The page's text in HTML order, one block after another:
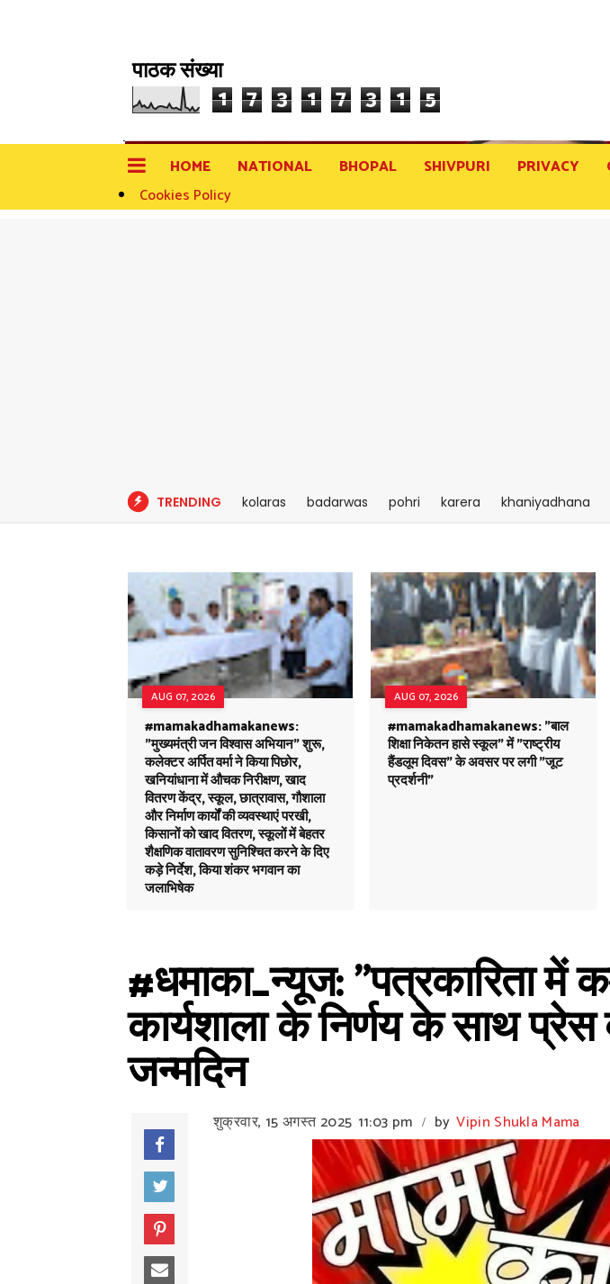
पाठक संख्या
1 7 3 1 7 3 1 5
HOME NATIONAL BHOPAL SHIVPURI PRIVACY
Cookies Policy
TRENDING kolaras badarwas pohri karera khaniyadhana
AUG 07, 2026
#mamakadhamakanews:
"मुख्यमंत्री जन विश्वास अभियान" शुरू,
कलेक्टर अर्पित वर्मा ने किया पिछोर,
खनियांधाना में औचक निरीक्षण, खाद
वितरण केंद्र, स्कूल, छात्रावास, गौशाला
और निर्माण कार्यों की व्यवस्थाएं परखी,
किसानों को खाद वितरण, स्कूलों में बेहतर
शैक्षणिक वातावरण सुनिश्चित करने के दिए
कड़े निर्देश, किया शंकर भगवान का
जलाभिषेक
AUG 07, 2026
#mamakadhamakanews: "बाल
शिक्षा निकेतन हासे स्कूल" में "राष्ट्रीय
हैंडलूम दिवस" के अवसर पर लगी "जूट
प्रदर्शनी"
#धमाका_न्यूज: "पत्रकारिता में
कार्यशाला के निर्णय के साथ
जन्मदिन
शुक्रवार, 15 अगस्त 2025 11:03 pm / by Vipin Shukla Mama